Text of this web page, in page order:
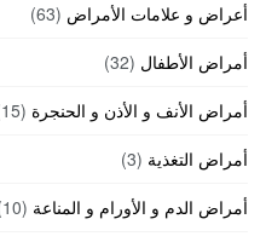
أعراض و علامات الأمراض (63)
أمراض الأطفال (32)
أمراض الأنف و الأذن و الحنجرة (15)
أمراض التغذية (3)
أمراض الدم و الأورام و المناعة (10)